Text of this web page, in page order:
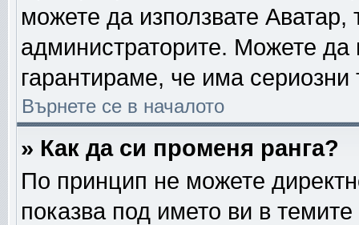
можете да използвате Аватар,
администраторите. Можете да
гарантираме, че има сериозни
Върнете се в началото
» Как да си променя ранга?
По принцип не можете
показва под името ви в